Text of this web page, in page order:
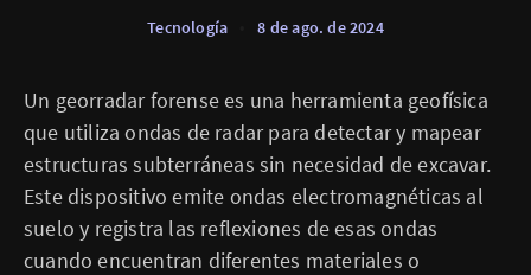
Tecnología 8 de ago. de 2024
Un georradar forense es una herramienta geofísica
que utiliza ondas de radar para detectar y mapear
estructuras subterráneas sin necesidad de excavar.
Este dispositivo emite ondas electromagnéticas al
suelo y registra las reflexiones de esas ondas
cuando encuentran diferentes materiales o